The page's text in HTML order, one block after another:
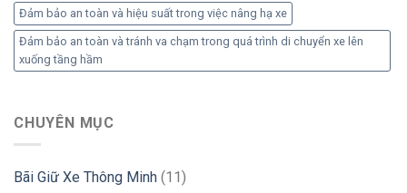
Đảm bảo an toàn và hiệu suất trong việc nâng hạ xe
Đảm bảo an toàn và tránh va chạm trong quá trình di chuyển xe lên
xuống tầng hầm
CHUYÊN MỤC
Bãi Giữ Xe Thông Minh (11)